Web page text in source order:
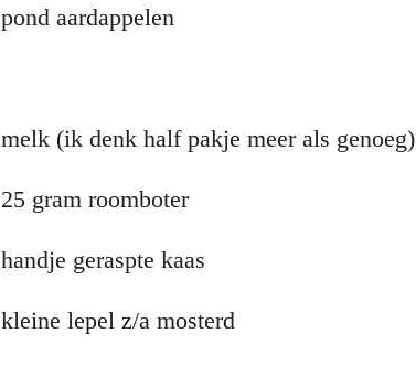
pond aardappelen
melk (ik denk half pakje meer als genoeg)
25 gram roomboter
handje geraspte kaas
kleine lepel z/a mosterd